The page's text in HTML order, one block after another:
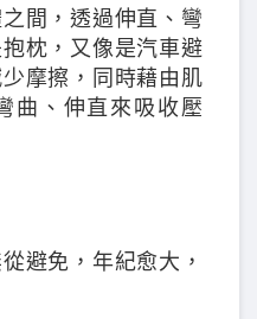
間，透過伸直、彎
枕，又像是汽車避
摩擦，同時藉由肌
曲、伸直來吸收壓
避免，年紀愈大，